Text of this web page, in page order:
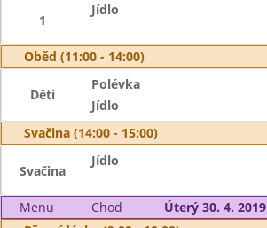
1
Jídlo
Oběd (11:00 - 14:00)
Děti
Polévka
Jídlo
Svačina (14:00 - 15:00)
Svačina
Jídlo
Menu Chod
Úterý 30. 4. 2019